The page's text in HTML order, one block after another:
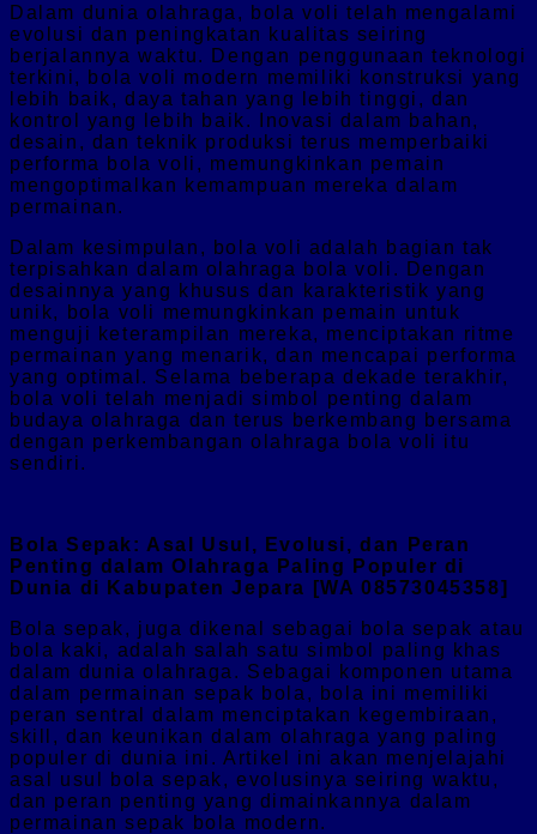
Dalam dunia olahraga, bola voli telah mengalami
evolusi dan peningkatan kualitas seiring
berjalannya waktu. Dengan penggunaan teknologi
terkini, bola voli modern memiliki konstruksi yang
lebih baik, daya tahan yang lebih tinggi, dan
kontrol yang lebih baik. Inovasi dalam bahan,
desain, dan teknik produksi terus memperbaiki
performa bola voli, memungkinkan pemain
mengoptimalkan kemampuan mereka dalam
permainan.
Dalam kesimpulan, bola voli adalah bagian tak
terpisahkan dalam olahraga bola voli. Dengan
desainnya yang khusus dan karakteristik yang
unik, bola voli memungkinkan pemain untuk
menguji keterampilan mereka, menciptakan ritme
permainan yang menarik, dan mencapai performa
yang optimal. Selama beberapa dekade terakhir,
bola voli telah menjadi simbol penting dalam
budaya olahraga dan terus berkembang bersama
dengan perkembangan olahraga bola voli itu
sendiri.
Bola Sepak: Asal Usul, Evolusi, dan Peran
Penting dalam Olahraga Paling Populer di
Dunia di Kabupaten Jepara [WA 08573045358]
Bola sepak, juga dikenal sebagai bola sepak atau
bola kaki, adalah salah satu simbol paling khas
dalam dunia olahraga. Sebagai komponen utama
dalam permainan sepak bola, bola ini memiliki
peran sentral dalam menciptakan kegembiraan,
skill, dan keunikan dalam olahraga yang paling
populer di dunia ini. Artikel ini akan menjelajahi
asal usul bola sepak, evolusinya seiring waktu,
dan peran penting yang dimainkannya dalam
permainan sepak bola modern.